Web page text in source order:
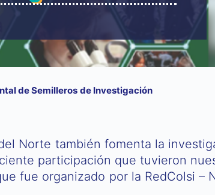
de Semilleros de Investigación
Norte también fomenta la
participación que tuvieron
fue organizado por la RedColsi –